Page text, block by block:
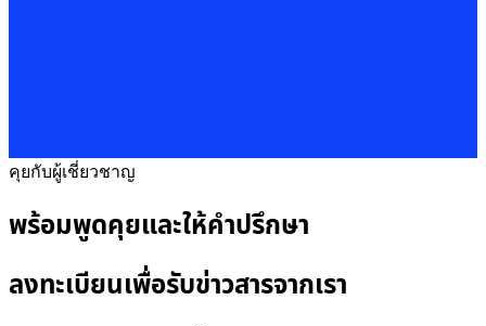
คุยกับผู้เชี่ยวชาญ
พร้อมพูดคุยและให้คำปรึกษา
ลงทะเบียนเพื่อรับข่าวสารจากเรา